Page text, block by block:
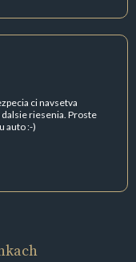
ci navsetva
riesenia. Proste
auto :-)